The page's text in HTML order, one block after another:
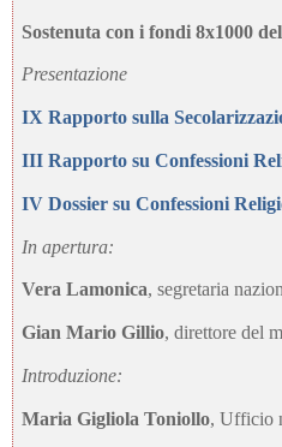
Sostenuta con i fondi 8x1000
Presentazione
IX Rapporto sulla
III Rapporto su Confessioni
IV Dossier su Confessioni
In apertura:
Vera Lamonica, segretaria
Gian Mario Gillio, direttore del
Introduzione:
Maria Gigliola Toniollo, Ufficio